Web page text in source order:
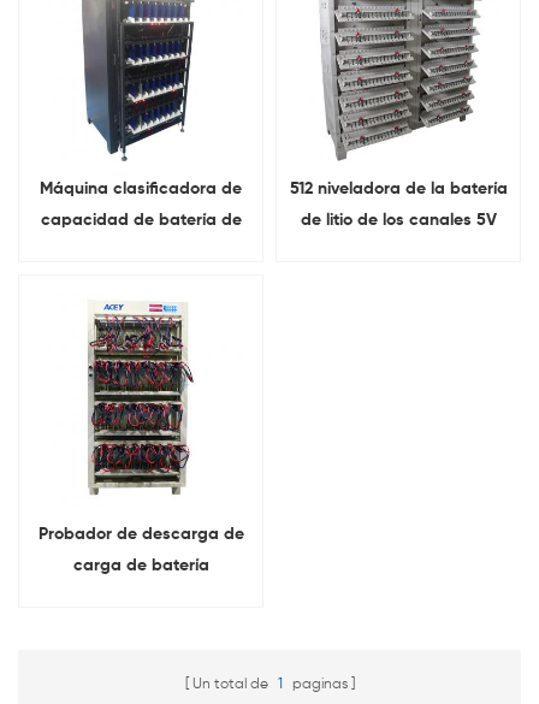
Máquina clasificadora de
capacidad de batería de
energía de 5V 60A 64
canales
512 niveladora de la batería
de litio de los canales 5V
Probador de descarga de
carga de batería
60A con pinza de cocodrilo
Un total de 1 paginas